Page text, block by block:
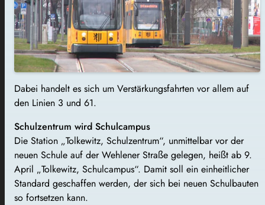
Dabei handelt es sich um Verstärkungsfahrten vor allem auf
den Linien 3 und 61.
Schulzentrum wird Schulcampus
Die Station „Tolkewitz, Schulzentrum“, unmittelbar vor der
neuen Schule auf der Wehlener Straße gelegen, heißt ab 9.
April „Tolkewitz, Schulcampus“. Damit soll ein einheitlicher
Standard geschaffen werden, der sich bei neuen Schulbauten
so fortsetzen kann.